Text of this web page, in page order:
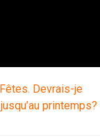
Devrais-je
printemps?